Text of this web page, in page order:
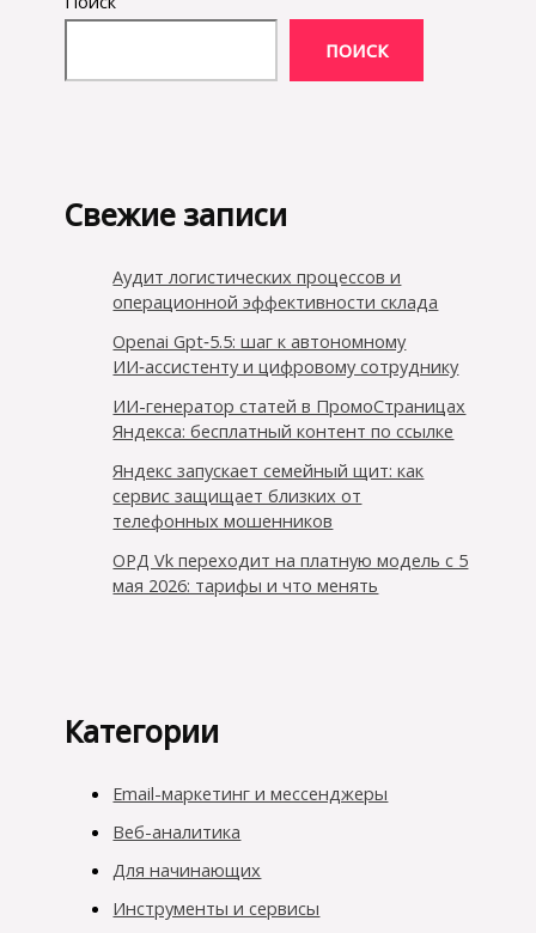
ПОИСК
Свежие записи
Аудит логистических процессов и
операционной эффективности склада
Openai Gpt‑5.5: шаг к автономному
ИИ‑ассистенту и цифровому сотруднику
ИИ-генератор статей в ПромоСтраницах
Яндекса: бесплатный контент по ссылке
Яндекс запускает семейный щит: как
сервис защищает близких от
телефонных мошенников
ОРД Vk переходит на платную модель с 5
мая 2026: тарифы и что менять
Категории
Email-маркетинг и мессенджеры
Веб-аналитика
Для начинающих
Инструменты и сервисы